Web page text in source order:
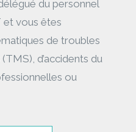
du personnel
et vous êtes
de troubles
d’accidents du
ou